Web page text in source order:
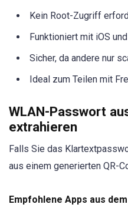
Kein Root-Zugriff
Funktioniert mit iOS
Sicher, da andere nur
Ideal zum Teilen mit
WLAN-Passwort
extrahieren
Falls Sie das
aus einem generierten QR-
Empfohlene Apps aus